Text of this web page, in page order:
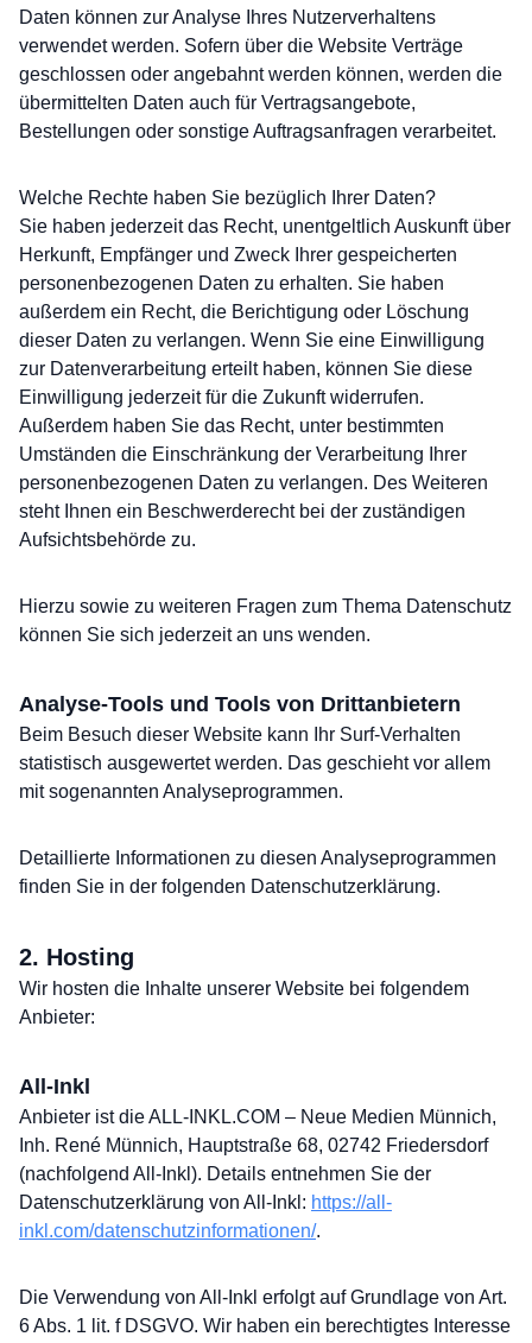
Daten können zur Analyse Ihres Nutzerverhaltens
verwendet werden. Sofern über die Website Verträge
geschlossen oder angebahnt werden können, werden die
übermittelten Daten auch für Vertragsangebote,
Bestellungen oder sonstige Auftragsanfragen verarbeitet.
Welche Rechte haben Sie bezüglich Ihrer Daten?
Sie haben jederzeit das Recht, unentgeltlich Auskunft über
Herkunft, Empfänger und Zweck Ihrer gespeicherten
personenbezogenen Daten zu erhalten. Sie haben
außerdem ein Recht, die Berichtigung oder Löschung
dieser Daten zu verlangen. Wenn Sie eine Einwilligung
zur Datenverarbeitung erteilt haben, können Sie diese
Einwilligung jederzeit für die Zukunft widerrufen.
Außerdem haben Sie das Recht, unter bestimmten
Umständen die Einschränkung der Verarbeitung Ihrer
personenbezogenen Daten zu verlangen. Des Weiteren
steht Ihnen ein Beschwerderecht bei der zuständigen
Aufsichtsbehörde zu.
Hierzu sowie zu weiteren Fragen zum Thema Datenschutz
können Sie sich jederzeit an uns wenden.
Analyse-Tools und Tools von Dritt­anbietern
Beim Besuch dieser Website kann Ihr Surf-Verhalten
statistisch ausgewertet werden. Das geschieht vor allem
mit sogenannten Analyseprogrammen.
Detaillierte Informationen zu diesen Analyseprogrammen
finden Sie in der folgenden Datenschutzerklärung.
2. Hosting
Wir hosten die Inhalte unserer Website bei folgendem
Anbieter:
All-Inkl
Anbieter ist die ALL-INKL.COM – Neue Medien Münnich,
Inh. René Münnich, Hauptstraße 68, 02742 Friedersdorf
(nachfolgend All-Inkl). Details entnehmen Sie der
Datenschutzerklärung von All-Inkl: https://all-
inkl.com/datenschutzinformationen/.
Die Verwendung von All-Inkl erfolgt auf Grundlage von Art.
6 Abs. 1 lit. f DSGVO. Wir haben ein berechtigtes Interesse